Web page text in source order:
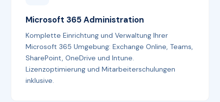
Microsoft 365 Administration
Komplette Einrichtung und Verwaltung Ihrer
Microsoft 365 Umgebung: Exchange Online, Teams,
SharePoint, OneDrive und Intune.
Lizenzoptimierung und Mitarbeiterschulungen
inklusive.